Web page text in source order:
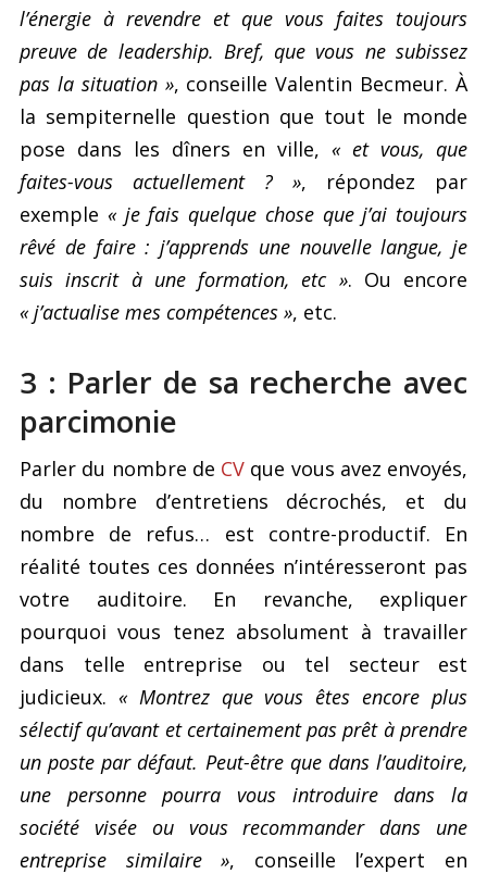
l’énergie à revendre et que vous faites toujours
preuve de leadership. Bref, que vous ne subissez
pas la situation », conseille Valentin Becmeur. À
la sempiternelle question que tout le monde
pose dans les dîners en ville, « et vous, que
faites-vous actuellement ? », répondez par
exemple « je fais quelque chose que j’ai toujours
rêvé de faire : j’apprends une nouvelle langue, je
suis inscrit à une formation, etc ». Ou encore
« j’actualise mes compétences », etc.
3 : Parler de sa recherche avec
parcimonie
Parler du nombre de CV que vous avez envoyés,
du nombre d’entretiens décrochés, et du
nombre de refus… est contre-productif. En
réalité toutes ces données n’intéresseront pas
votre auditoire. En revanche, expliquer
pourquoi vous tenez absolument à travailler
dans telle entreprise ou tel secteur est
judicieux. « Montrez que vous êtes encore plus
sélectif qu’avant et certainement pas prêt à prendre
un poste par défaut. Peut-être que dans l’auditoire,
une personne pourra vous introduire dans la
société visée ou vous recommander dans une
entreprise similaire », conseille l’expert en